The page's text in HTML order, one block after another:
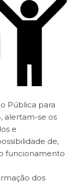
Pública para
alertam-se os
e
de,
funcionamento
dos